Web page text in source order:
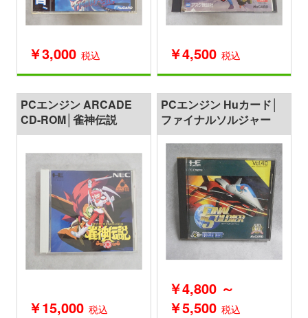
￥3,000 税込 ￥4,500 税込
PCエンジン ARCADE
CD-ROM│雀神伝説
￥15,000 税込
PCエンジン Huカード│
ファイナルソルジャー
￥4,800 ～
￥5,500 税込